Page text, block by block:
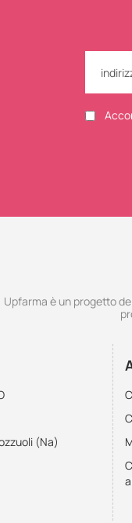
Upfarma è un progetto
(Na)